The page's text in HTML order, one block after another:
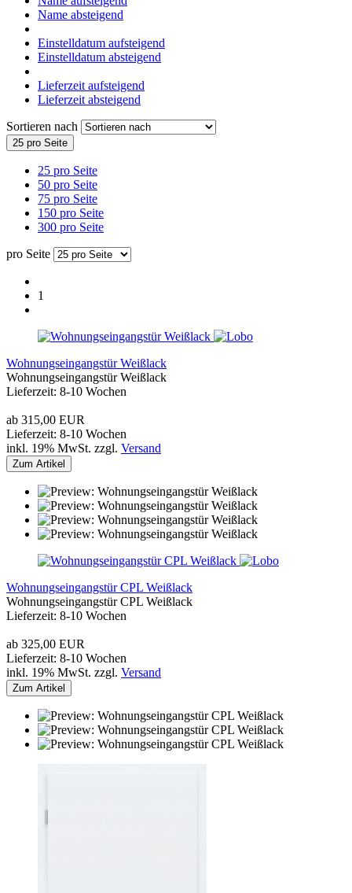
Name absteigend
Einstelldatum aufsteigend
Einstelldatum absteigend
Lieferzeit aufsteigend
Lieferzeit absteigend
Sortieren nach
25 pro Seite
25 pro Seite
50 pro Seite
75 pro Seite
150 pro Seite
300 pro Seite
pro Seite
1
Wohnungseingangstür Weißlack
Wohnungseingangstür Weißlack
Lieferzeit: 8-10 Wochen
ab 315,00 EUR
Lieferzeit: 8-10 Wochen
inkl. 19% MwSt. zzgl. Versand
Zum Artikel
Wohnungseingangstür CPL Weißlack
Wohnungseingangstür CPL Weißlack
Lieferzeit: 8-10 Wochen
ab 325,00 EUR
Lieferzeit: 8-10 Wochen
inkl. 19% MwSt. zzgl. Versand
Zum Artikel